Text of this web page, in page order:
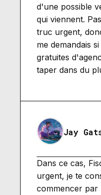
d'une possible
qui viennent.
truc urgent,
me demandais
gratuites
taper dans du
Jay
Dans ce cas,
urgent, je te
commencer par